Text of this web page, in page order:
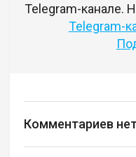
Telegram-канале.
Telegram-
Комментариев